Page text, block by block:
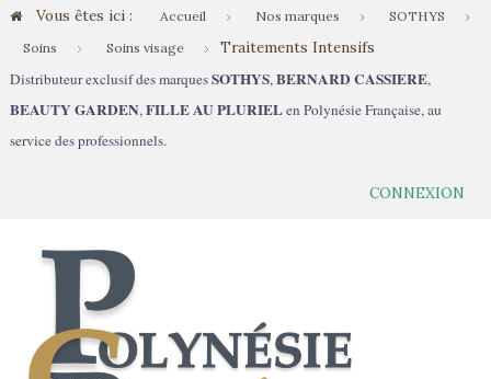
Vous êtes ici : Accueil Nos marques
SOTHYS
Soins
Soins visage
Traitements Intensifs
Distributeur exclusif des marquesSOTHYS,BERNARD CASSIERE,
BEAUTY GARDEN,FILLE AU PLURIELen Polynésie Française, au
service des professionnels.
CONNEXION